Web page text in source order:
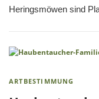
Heringsmöwen sind
ARTBESTIMMUNG